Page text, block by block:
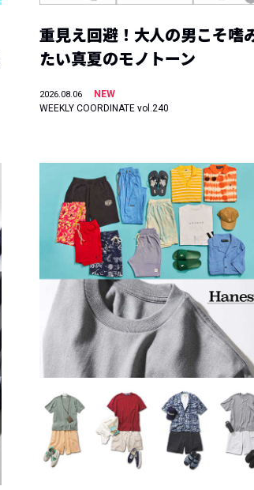
重見え回避！大人の男こそ嗜
たい真夏のモノトーン
2026.08.06
NEW
WEEKLY COORDINATE vol.240